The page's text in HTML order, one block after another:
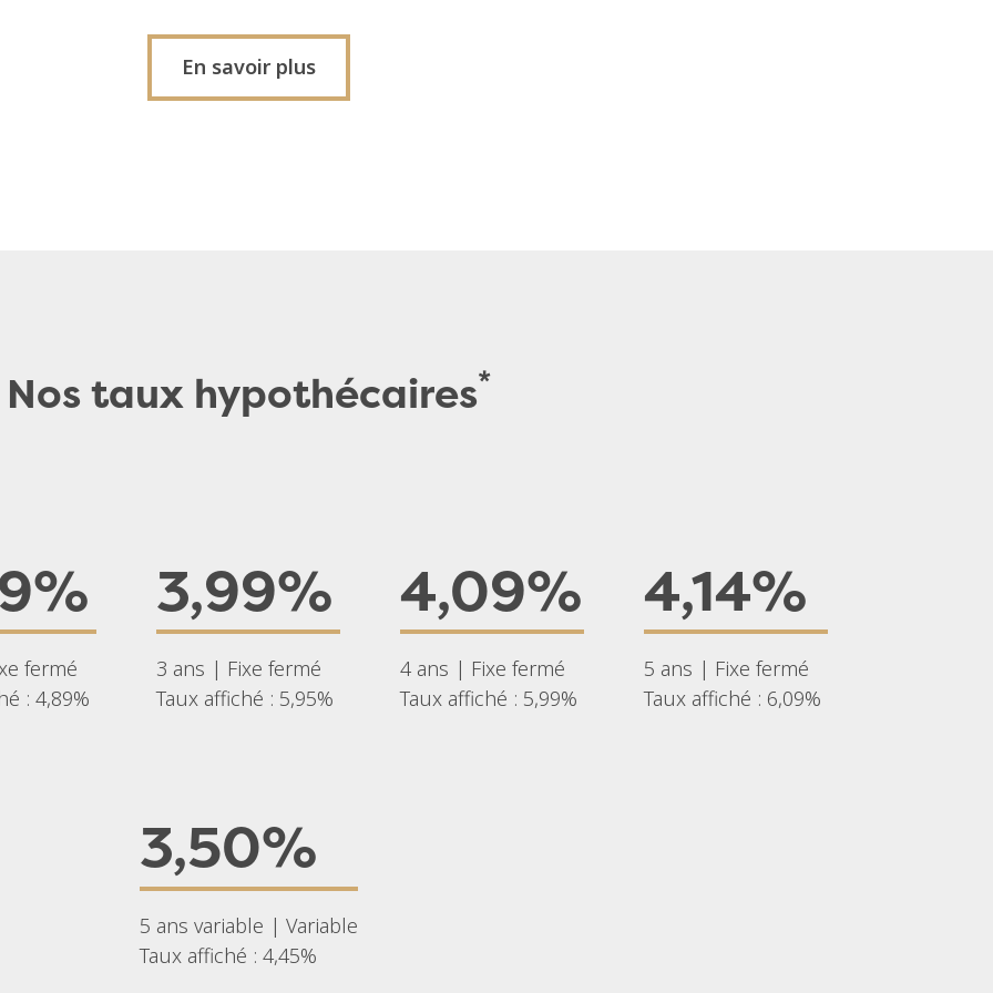
En savoir plus
Nos taux hypothécaires*
fermé
: 4,89%
3,99%
3 ans | Fixe fermé
Taux affiché : 5,95%
4,09%
4 ans | Fixe fermé
Taux affiché : 5,99%
4,14%
5 ans | Fixe fermé
Taux affiché : 6,09%
3,50%
5 ans variable | Variable
Taux affiché : 4,45%